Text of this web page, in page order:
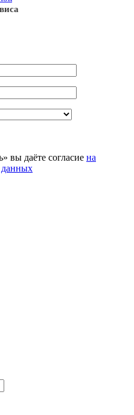
вы даёте согласие на
данных